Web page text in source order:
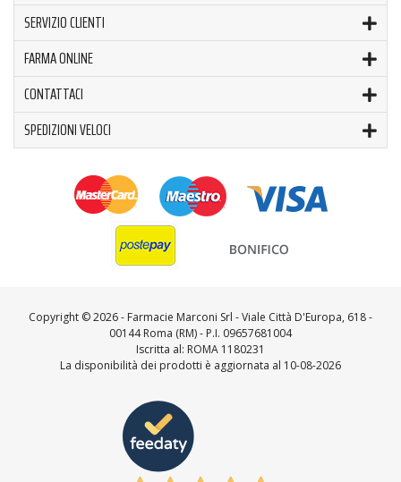
SERVIZIO CLIENTI
FARMA ONLINE
CONTATTACI
SPEDIZIONI VELOCI
Copyright ©2026 - Farmacie Marconi Srl - Viale Città D'Europa, 618 -
00144 Roma (RM) - P.I. 09657681004
Iscritta al: ROMA 1180231
La disponibilità dei prodotti è aggiornata al 10-08-2026